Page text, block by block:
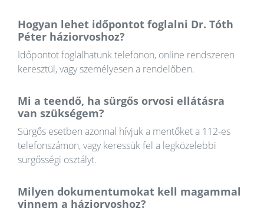
Hogyan lehet időpontot foglalni Dr. Tóth
Péter háziorvoshoz?
Időpontot foglalhatunk telefonon, online rendszeren
keresztül, vagy személyesen a rendelőben.
Mi a teendő, ha sürgős orvosi ellátásra
van szükségem?
Sürgős esetben azonnal hívjuk a mentőket a 112-es
telefonszámon, vagy keressük fel a legközelebbi
sürgősségi osztályt.
Milyen dokumentumokat kell magammal
vinnem a háziorvoshoz?